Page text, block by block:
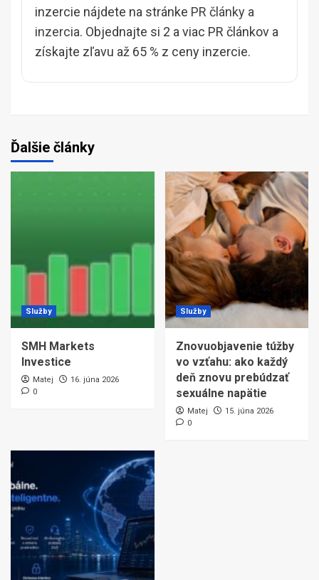
inzercie nájdete na stránke PR články a
inzercia. Objednajte si 2 a viac PR článkov a
získajte zľavu až 65 % z ceny inzercie.
Ďalšie články
Služby
SMH Markets
Investice
Matej
16. júna 2026
0
Služby
Znovuobjavenie túžby
vo vzťahu: ako každý
deň znovu prebúdzať
sexuálne napätie
Matej
15. júna 2026
0